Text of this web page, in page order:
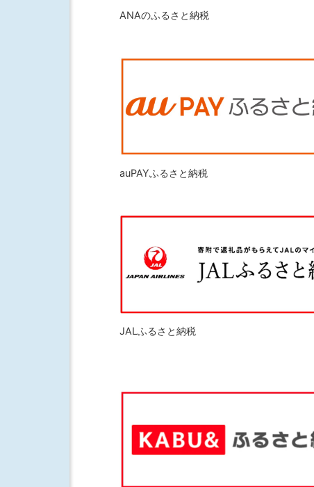
ANAのふるさと納税
auPAYふるさと納税
JALふるさと納税